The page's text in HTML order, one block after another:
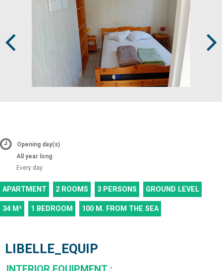
Opening day(s)
All year long
Every day
APARTMENT 2 ROOMS 3 PERSONS
GROUND LEVEL
34 M² 1 BEDROOM 100 M. FROM THE SEA
LIBELLE_EQUIP